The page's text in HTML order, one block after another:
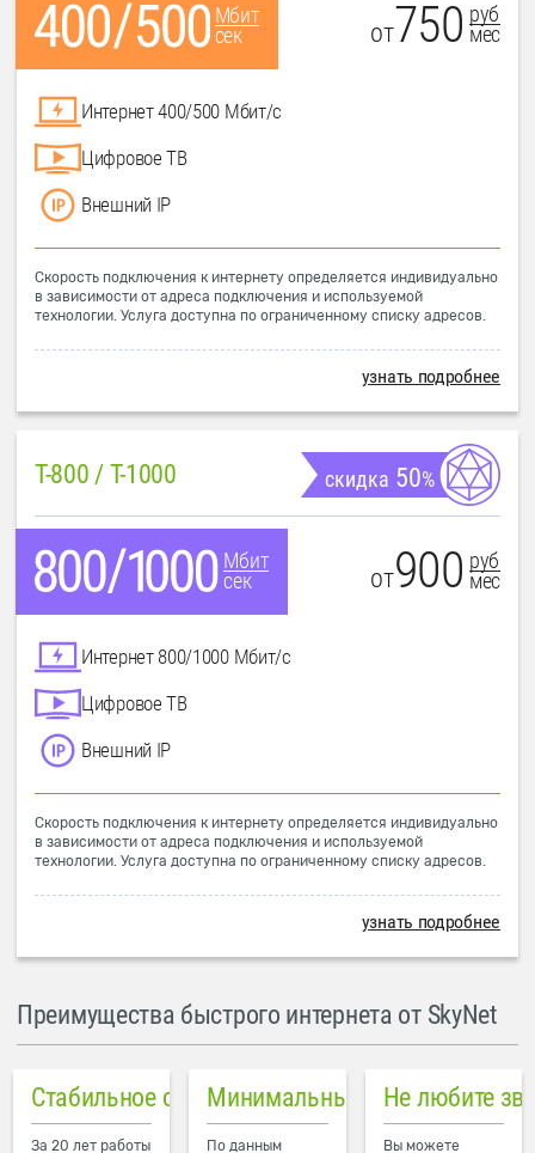
Мбит
сек
от750 руб
мес
Интернет 400/500 Мбит/с
Цифровое ТВ
Внешний IP
Скорость подключения к интернету определяется индивидуально
в зависимости от адреса подключения и используемой
технологии. Услуга доступна по ограниченному списку адресов.
узнать подробнее
T-800 / T-1000 скидка 50%
Мбит
сек
от900 руб
мес
Интернет 800/1000 Мбит/с
Цифровое ТВ
Внешний IP
Скорость подключения к интернету определяется индивидуально
в зависимости от адреса подключения и используемой
технологии. Услуга доступна по ограниченному списку адресов.
узнать подробнее
Преимущества быстрого интернета от SkyNet
Стабильное соединение
За 20 лет работы
Минимальный пинг в городе
По данным
Не любите
Вы можете